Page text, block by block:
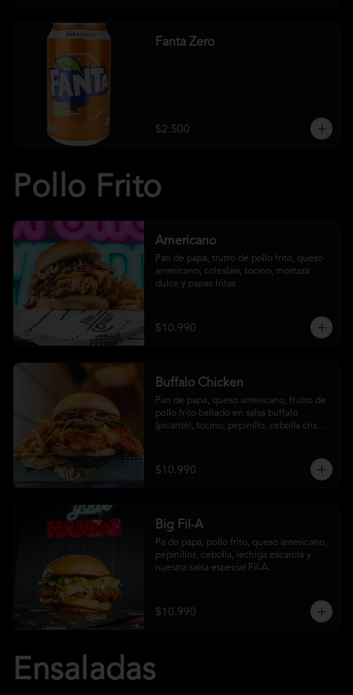
Fanta Zero
$2.500
Pollo Frito
Americano
Pan de papa, trutro de pollo frito, queso
americano, coleslaw, tocino, mostaza
dulce y papas fritas
$10.990
Buffalo Chicken
Pan de papa, queso americano, trutro de
pollo frito bañado en salsa buffalo
(picante), tocino, pepinillo, cebolla crispy,
$10.990
Big Fil-A
Pa de papa, pollo frito, queso americano,
pepinillos, cebolla, lechiga escarola y
nuestra salsa especial Fil-A.
$10.990
Ensaladas